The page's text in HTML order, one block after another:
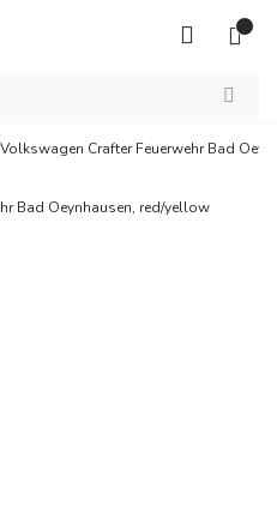
Crafter Feuerwehr Bad